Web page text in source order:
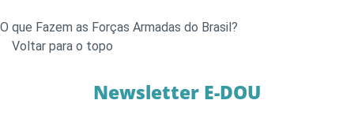
O que Fazem as Forças Armadas do Brasil?
Voltar para o topo
Newsletter E-DOU